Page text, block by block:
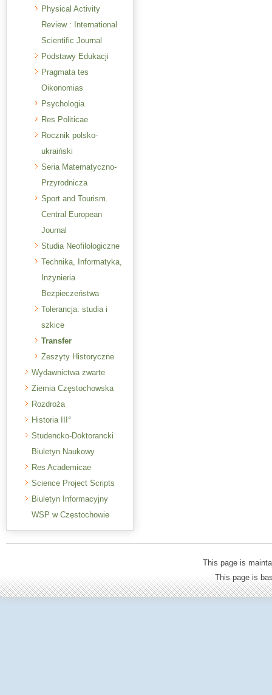
Physical Activity
Review : International
Scientific Journal
Podstawy Edukacji
Pragmata tes
Oikonomias
Psychologia
Res Politicae
Rocznik polsko-
ukraiński
Seria Matematyczno-
Przyrodnicza
Sport and Tourism.
Central European
Journal
Studia Neofilologiczne
Technika, Informatyka,
Inżynieria
Bezpieczeństwa
Tolerancja: studia i
szkice
Transfer
Zeszyty Historyczne
Wydawnictwa zwarte
Ziemia Częstochowska
Rozdroża
Historia III°
Studencko-Doktorancki
Biuletyn Naukowy
Res Academicae
Science Project Scripts
Biuletyn Informacyjny
WSP w Częstochowie
This page is
This page is